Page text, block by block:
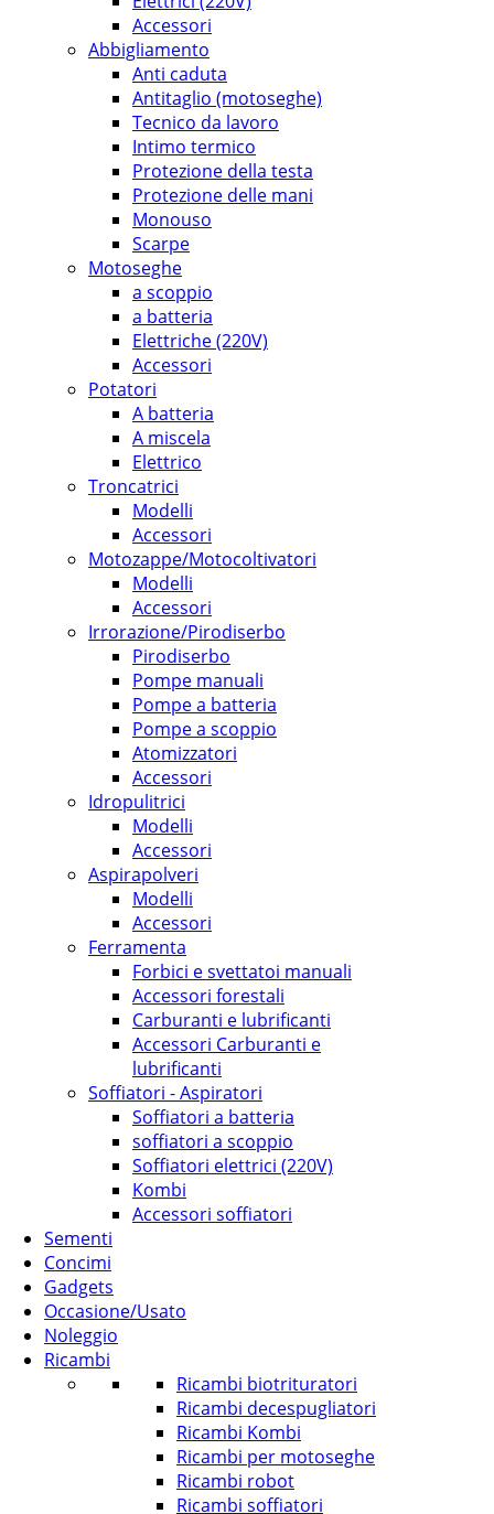
Accessori
Abbigliamento
Anti caduta
Antitaglio (motoseghe)
Tecnico da lavoro
Intimo termico
Protezione della testa
Protezione delle mani
Monouso
Scarpe
Motoseghe
a scoppio
a batteria
Elettriche (220V)
Accessori
Potatori
A batteria
A miscela
Elettrico
Troncatrici
Modelli
Accessori
Motozappe/Motocoltivatori
Modelli
Accessori
Irrorazione/Pirodiserbo
Pirodiserbo
Pompe manuali
Pompe a batteria
Pompe a scoppio
Atomizzatori
Accessori
Idropulitrici
Modelli
Accessori
Aspirapolveri
Modelli
Accessori
Ferramenta
Forbici e svettatoi manuali
Accessori forestali
Carburanti e lubrificanti
Accessori Carburanti e
lubrificanti
Soffiatori - Aspiratori
Soffiatori a batteria
soffiatori a scoppio
Soffiatori elettrici (220V)
Kombi
Accessori soffiatori
Sementi
Concimi
Gadgets
Occasione/Usato
Noleggio
Ricambi
Ricambi biotrituratori
Ricambi decespugliatori
Ricambi Kombi
Ricambi per motoseghe
Ricambi robot
Ricambi soffiatori